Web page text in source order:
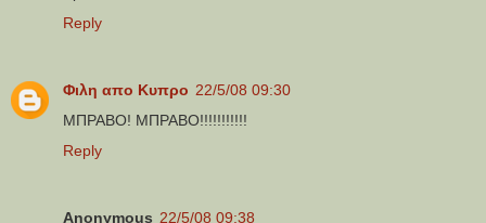
Reply
Φιλη απο Κυπρο 22/5/08 09:30
MΠΡΑΒΟ! ΜΠΡΑΒΟ!!!!!!!!!!!
Reply
Anonymous 22/5/08 09:38